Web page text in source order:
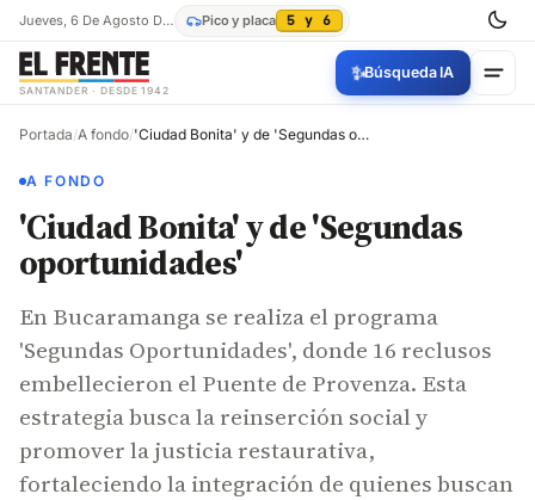
Jueves, 6 De Agosto De 2026 Pico y placa 5 y 6
SANTANDER · DESDE 1942
✨Búsqueda IA
Portada/A fondo/ 'Ciudad Bonita' y de 'Segundas oportunidades'
A FONDO
'Ciudad Bonita' y de 'Segundas
oportunidades'
En Bucaramanga se realiza el programa
'Segundas Oportunidades', donde 16 reclusos
embellecieron el Puente de Provenza. Esta
estrategia busca la reinserción social y
promover la justicia restaurativa,
fortaleciendo la integración de quienes buscan